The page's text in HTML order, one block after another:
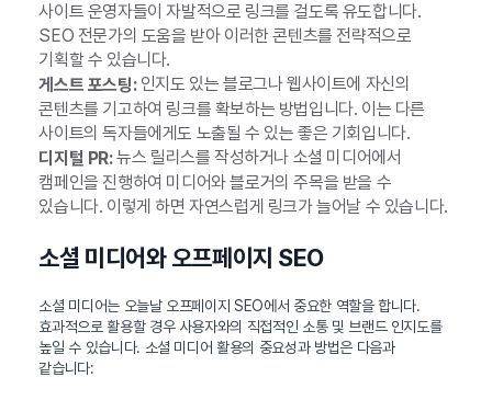
사이트 운영자들이 자발적으로 링크를 걸도록 유도합니다.
SEO 전문가의 도움을 받아 이러한 콘텐츠를 전략적으로
기획할 수 있습니다.
게스트 포스팅:인지도 있는 블로그나 웹사이트에 자신의
콘텐츠를 기고하여 링크를 확보하는 방법입니다. 이는 다른
사이트의 독자들에게도 노출될 수 있는 좋은 기회입니다.
디지털 PR:뉴스 릴리스를 작성하거나 소셜 미디어에서
캠페인을 진행하여 미디어와 블로거의 주목을 받을 수
있습니다. 이렇게 하면 자연스럽게 링크가 늘어날 수 있습니다.
소셜 미디어와 오프페이지 SEO
소셜 미디어는 오늘날 오프페이지 SEO에서 중요한 역할을 합니다.
효과적으로 활용할 경우 사용자와의 직접적인 소통 및 브랜드 인지도를
높일 수 있습니다. 소셜 미디어 활용의 중요성과 방법은 다음과
같습니다: